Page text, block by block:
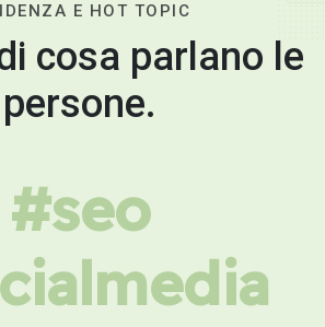
E HOT TOPIC
cosa parlano le
persone.
#seo